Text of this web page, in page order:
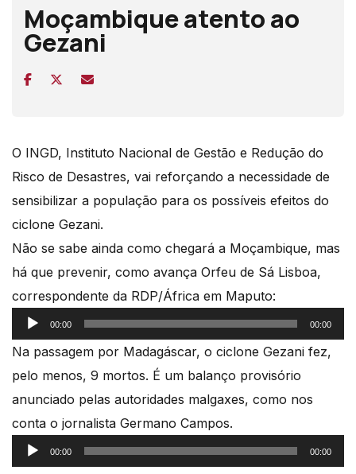
Moçambique atento ao
Gezani
O INGD, Instituto Nacional de Gestão e Redução do
Risco de Desastres, vai reforçando a necessidade de
sensibilizar a população para os possíveis efeitos do
ciclone Gezani.
Não se sabe ainda como chegará a Moçambique, mas
há que prevenir, como avança Orfeu de Sá Lisboa,
correspondente da RDP/África em Maputo:
Reprodutor
de
00:00 00:00
Na passagem por Madagáscar, o ciclone Gezani fez,
pelo menos, 9 mortos. É um balanço provisório
anunciado pelas autoridades malgaxes, como nos
conta o jornalista Germano Campos.
Reprodutor
de
00:00 00:00